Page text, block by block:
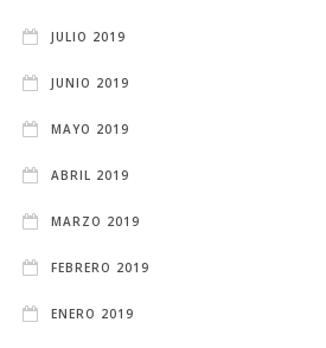
JULIO 2019
JUNIO 2019
MAYO 2019
ABRIL 2019
MARZO 2019
FEBRERO 2019
ENERO 2019